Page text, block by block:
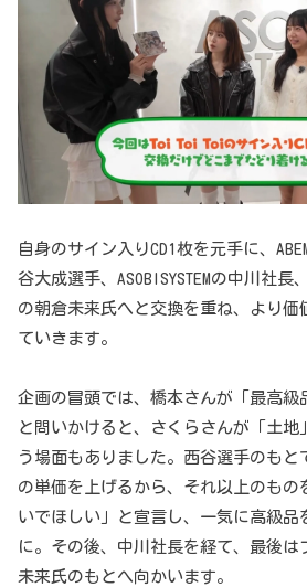
自身のサイン入りCD1枚を元手に、
谷大成選手、ASOBISYSTEMの中川社
の朝倉未来氏へと交換を重ね、より価
ていきます。
企画の冒頭では、橋本さんが「最高級
と問いかけると、さくらさんが「土地
う場面もありました。西谷選手のもと
の単価を上げるから、それ以上のもの
いでほしい」と宣言し、一気に高級品
に。その後、中川社長を経て、最後は
未来氏のもとへ向かいます。